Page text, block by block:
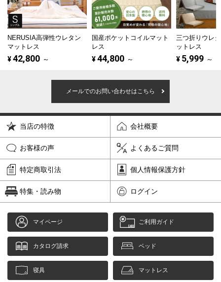
NERUSIA高弾性ウレタン
マットレス
¥42,800 ～
国産ポケットコイルマット
レス
¥44,800 ～
三つ折りウレ
ットレス
¥ 5,999 ～
メールでのお問い合わせはこちら
当店の特徴 会社概要
お客様の声 よくあるご質問
特定商取引法 個人情報保護方針
特集・読み物 ログイン
マイページ ご利用ガイド
カタログ請求 ベッド
寝具 マットレス